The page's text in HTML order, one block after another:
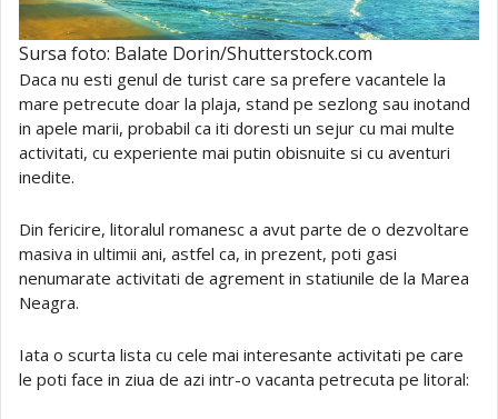
Sursa foto: Balate Dorin/Shutterstock.com
Daca nu esti genul de turist care sa prefere vacantele la
mare petrecute doar la plaja, stand pe sezlong sau inotand
in apele marii, probabil ca iti doresti un sejur cu mai multe
activitati, cu experiente mai putin obisnuite si cu aventuri
inedite.
Din fericire, litoralul romanesc a avut parte de o dezvoltare
masiva in ultimii ani, astfel ca, in prezent, poti gasi
nenumarate activitati de agrement in statiunile de la Marea
Neagra.
Iata o scurta lista cu cele mai interesante activitati pe care
le poti face in ziua de azi intr-o vacanta petrecuta pe litoral: